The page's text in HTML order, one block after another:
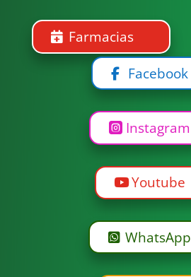
Farmacias
Facebook
Instagram
Youtube
WhatsApp